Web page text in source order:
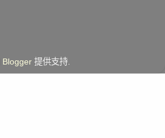
Blogger提供支持.